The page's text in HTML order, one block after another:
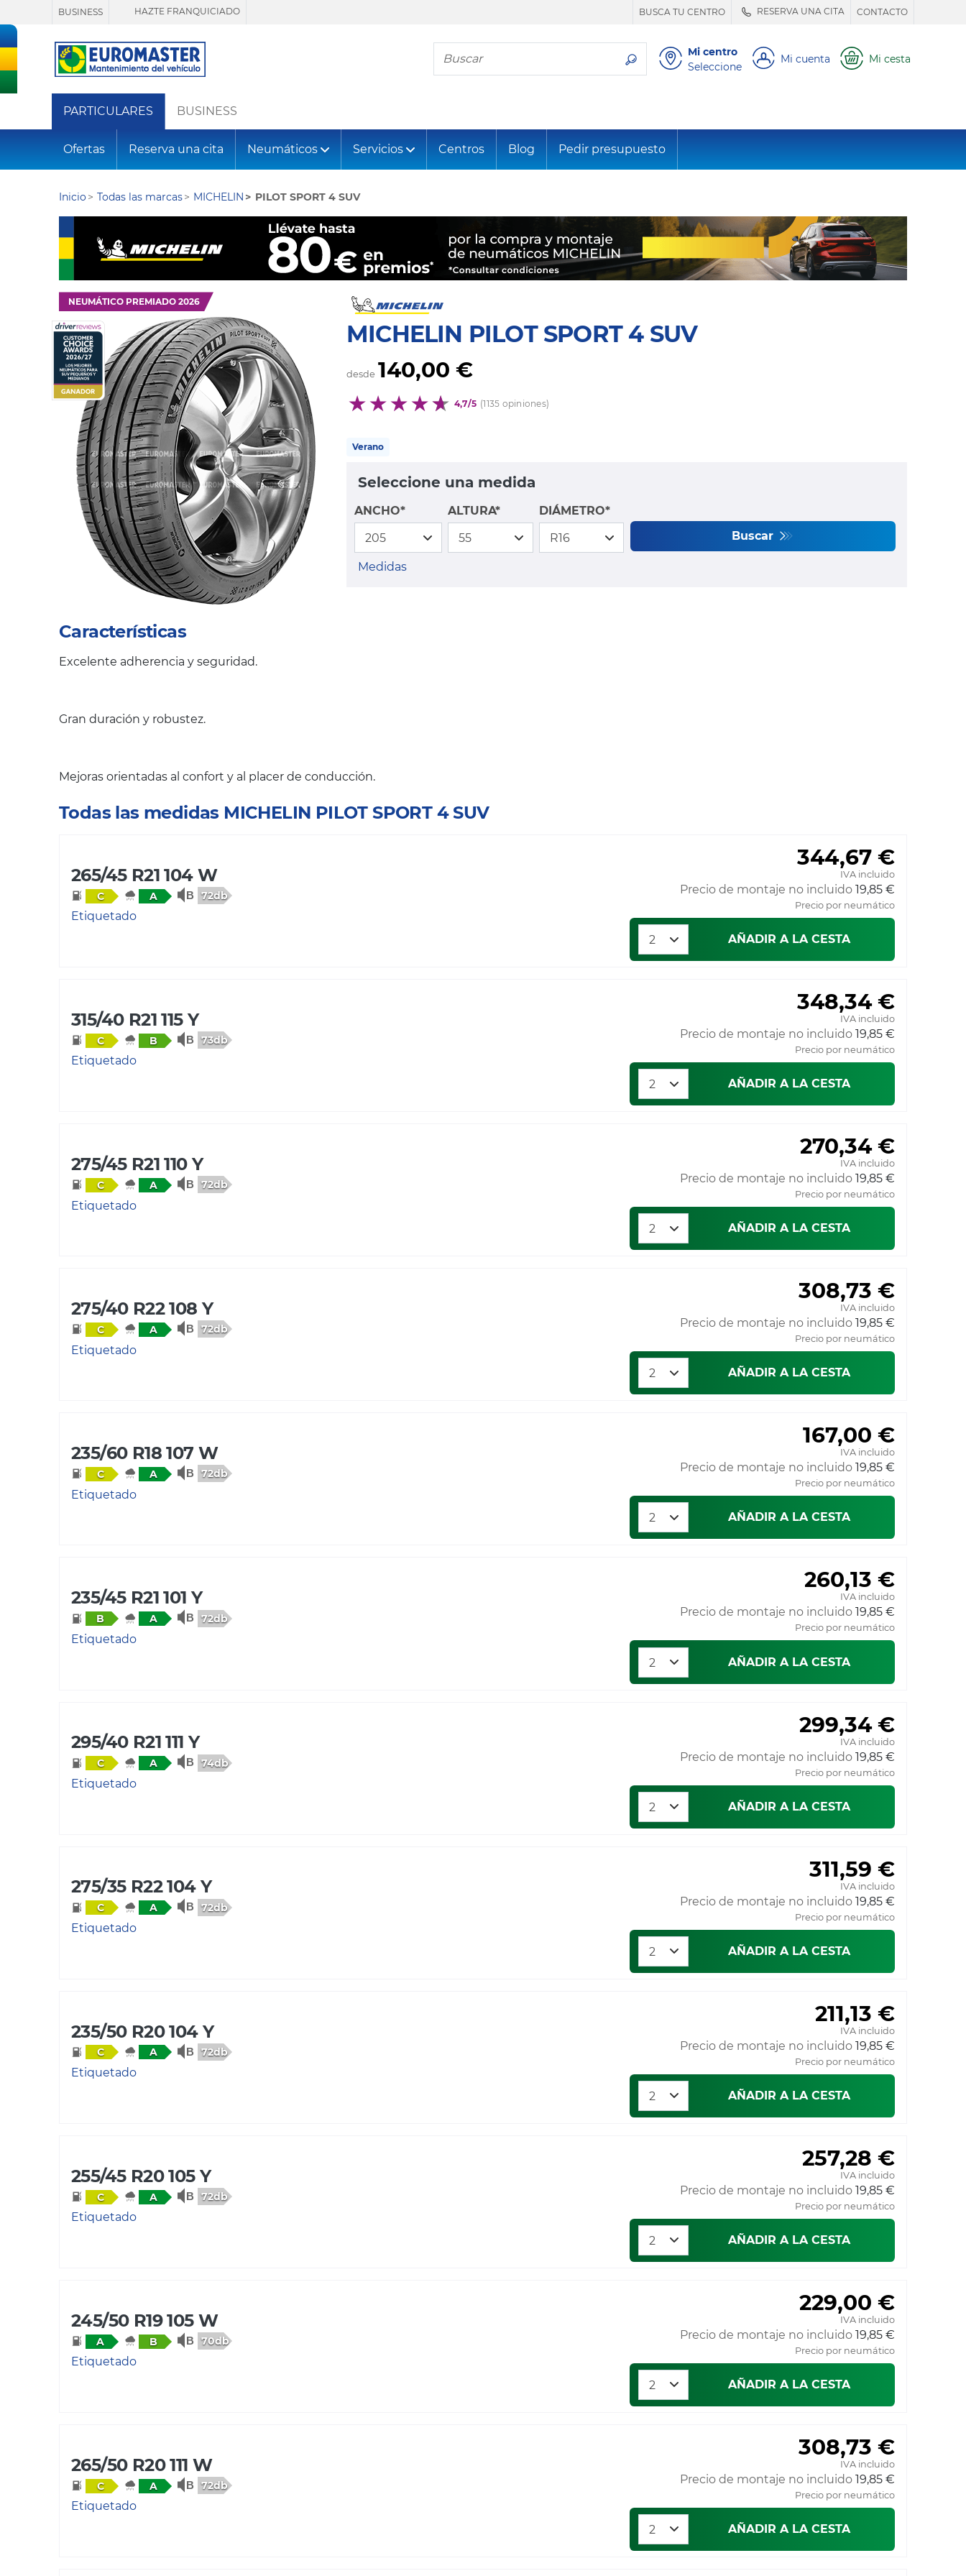
BUSINESS HAZTE FRANQUICIADO BUSCA TU CENTRO RESERVA UNA CITA CONTACTO
Busca tu neumático
Mi centro
Seleccione
Mi cuenta Mi cesta
PARTICULARES BUSINESS
Ofertas Reserva una cita Neumáticos Servicios Centros Blog Pedir presupuesto
Inicio Todas las marcas MICHELIN PILOT SPORT 4 SUV
NEUMÁTICO PREMIADO 2026
MICHELIN PILOT SPORT 4 SUV
desde 140,00 €
4,7/5 (1135 opiniones)
Verano
Seleccione una medida
ANCHO* ALTURA*
DIÁMETRO*
Buscar
Medidas
Características
Excelente adherencia y seguridad.
Gran duración y robustez.
Mejoras orientadas al confort y al placer de conducción.
Todas las medidas MICHELIN PILOT SPORT 4 SUV
265/45 R21 104 W
C A 72db
Etiquetado
344,67 €
IVA incluido
Precio de montaje no incluido 19,85 €
Precio por neumático
AÑADIR A LA CESTA
315/40 R21 115 Y
C B 73db
Etiquetado
348,34 €
IVA incluido
Precio de montaje no incluido 19,85 €
Precio por neumático
AÑADIR A LA CESTA
275/45 R21 110 Y
C A 72db
Etiquetado
270,34 €
IVA incluido
Precio de montaje no incluido 19,85 €
Precio por neumático
AÑADIR A LA CESTA
275/40 R22 108 Y
C A 72db
Etiquetado
308,73 €
IVA incluido
Precio de montaje no incluido 19,85 €
Precio por neumático
AÑADIR A LA CESTA
235/60 R18 107 W
C A 72db
Etiquetado
167,00 €
IVA incluido
Precio de montaje no incluido 19,85 €
Precio por neumático
AÑADIR A LA CESTA
235/45 R21 101 Y
B A 72db
Etiquetado
260,13 €
IVA incluido
Precio de montaje no incluido 19,85 €
Precio por neumático
AÑADIR A LA CESTA
295/40 R21 111 Y
C A 74db
Etiquetado
299,34 €
IVA incluido
Precio de montaje no incluido 19,85 €
Precio por neumático
AÑADIR A LA CESTA
275/35 R22 104 Y
C A 72db
Etiquetado
311,59 €
IVA incluido
Precio de montaje no incluido 19,85 €
Precio por neumático
AÑADIR A LA CESTA
235/50 R20 104 Y
C A 72db
Etiquetado
211,13 €
IVA incluido
Precio de montaje no incluido 19,85 €
Precio por neumático
AÑADIR A LA CESTA
255/45 R20 105 Y
C A 72db
Etiquetado
257,28 €
IVA incluido
Precio de montaje no incluido 19,85 €
Precio por neumático
AÑADIR A LA CESTA
245/50 R19 105 W
A B 70db
Etiquetado
229,00 €
IVA incluido
Precio de montaje no incluido 19,85 €
Precio por neumático
AÑADIR A LA CESTA
265/50 R20 111 W
C A 72db
Etiquetado
308,73 €
IVA incluido
Precio de montaje no incluido 19,85 €
Precio por neumático
AÑADIR A LA CESTA